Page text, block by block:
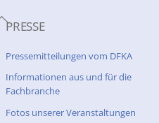
Back
To
PRESSE
Pressemitteilungen vom DFKA
Informationen aus und für die
Fachbranche
Fotos unserer Veranstaltungen